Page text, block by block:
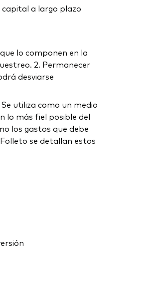
a largo plazo
lo componen en la
2. Permanecer
desviarse
utiliza como un medio
lo más fiel posible del
los gastos que debe
se detallan estos